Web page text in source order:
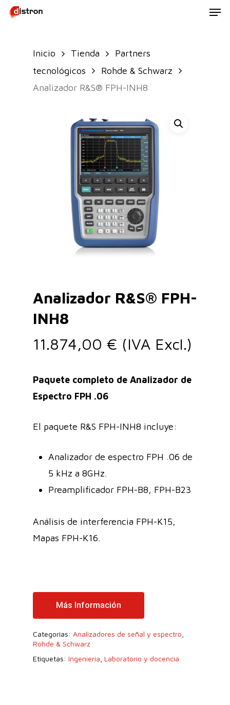
Skip
Inicio Tienda
Partners
tecnológicos
Rohde & Schwarz
Analizador R&S® FPH-INH8
Analizador R&S® FPH-
INH8
11.874,00 € (IVA Excl.)
Paquete completo de Analizador de
Espectro FPH .06
El paquete R&S FPH-INH8 incluye:
Analizador de espectro FPH .06 de
5 kHz a 8GHz.
Preamplificador FPH-B8, FPH-B23
Análisis de interferencia FPH-K15,
Mapas FPH-K16.
Más Información
Categorías: Analizadores de señal y espectro
Rohde & Schwarz
Etiquetas: Ingeniería Laboratorio y docencia